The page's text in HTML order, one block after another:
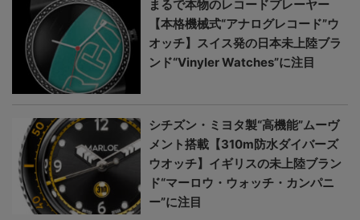
まるで本物のレコードプレーヤー
【本格機械式“アナログレコード”ウ
オッチ】スイス発の日本未上陸ブラ
ンド“Vinyler Watches”に注目
シチズン・ミヨタ製“高機能”ムーヴ
メント搭載【310m防水ダイバーズ
ウオッチ】イギリスの未上陸ブラン
ド“マーロウ・ウォッチ・カンパニ
ー”に注目